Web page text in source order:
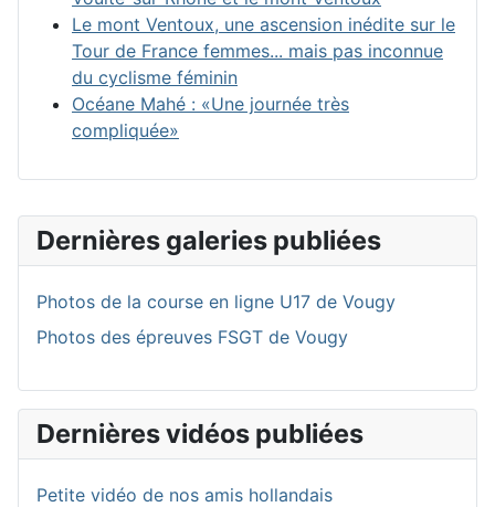
Dernières galeries publiées
Photos de la course en ligne U17 de Vougy
Photos des épreuves FSGT de Vougy
Dernières vidéos publiées
Petite vidéo de nos amis hollandais
Le mont Ventoux, une ascension inédite sur le
Tour de France femmes... mais pas inconnue
du cyclisme féminin
Océane Mahé : «Une journée très
compliquée»